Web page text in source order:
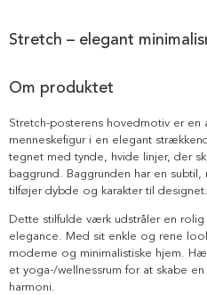
Stretch – elegant
Om produktet
Stretch-posterens hovedmotiv er en
menneskefigur i en elegant
tegnet med tynde, hvide linjer, der
baggrund. Baggrunden har en
tilføjer dybde og karakter til designet.
Dette stilfulde værk udstråler en
elegance. Med sit enkle og rene
moderne og minimalistiske hjem.
et yoga-/wellnessrum for at skabe
harmoni.